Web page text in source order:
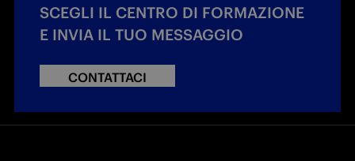
SCEGLI IL CENTRO DI FORMAZIONE
E INVIA IL TUO MESSAGGIO
CONTATTACI